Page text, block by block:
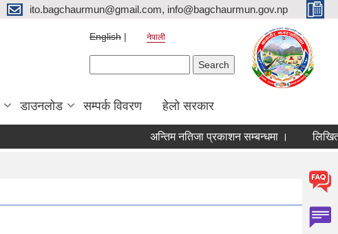
ito.bagchaurmun@gmail.com, info@bagchaurmun.gov.np
English नेपाली
डाउनलोड सम्पर्क विवरण हेलो सरकार
अन्तिम नतिजा प्रकाशन सम्बन्धमा । लिखित